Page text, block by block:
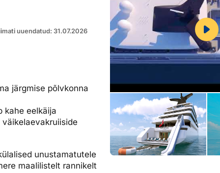
uuendatud: 31.07.2026
järgmise põlvkonna
kahe eelkäija
unustamatutele
maalilistelt rannikelt